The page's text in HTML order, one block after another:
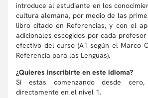
introduce al estudiante en los
cultura alemana, por medio de las
libro citado en Referencias, y con el
adicionales escogidos por cada
efectivo del curso (A1 según el Marco
Referencia para las Lenguas).
¿Quieres inscribirte en este idioma?
Si estás comenzando desde
directamente en el nivel 1.